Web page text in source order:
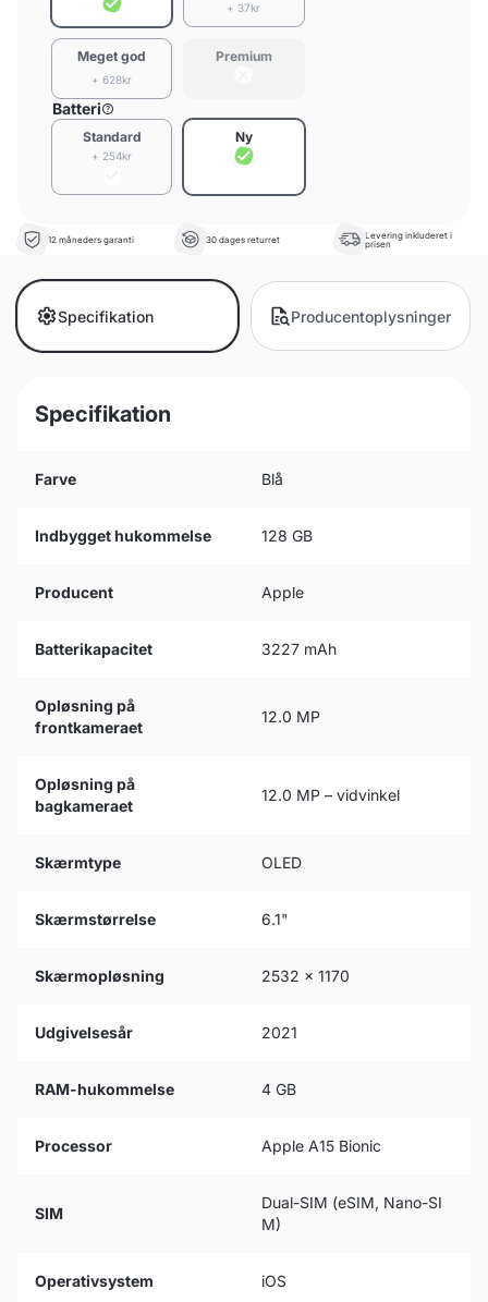
+ 37kr
Meget god
+ 628kr
Premium
Batteri
Standard
+ 254kr
Ny
12 måneders garanti 30 dages returret
Levering inkluderet i
prisen
Specifikation Producentoplysninger
Specifikation
Farve Blå
Indbygget hukommelse 128 GB
Producent Apple
Batterikapacitet 3227 mAh
Opløsning på
frontkameraet
12.0 MP
Opløsning på
bagkameraet
12.0 MP – vidvinkel
Skærmtype OLED
Skærmstørrelse 6.1"
Skærmopløsning 2532 x 1170
Udgivelsesår 2021
RAM-hukommelse 4 GB
Processor Apple A15 Bionic
SIM
Dual-SIM (eSIM, Nano-SI
M)
Operativsystem iOS